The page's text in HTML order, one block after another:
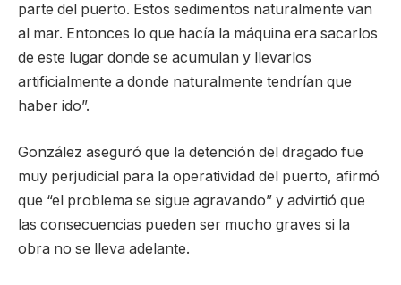
parte del puerto. Estos sedimentos naturalmente van
al mar. Entonces lo que hacía la máquina era sacarlos
de este lugar donde se acumulan y llevarlos
artificialmente a donde naturalmente tendrían que
haber ido”.
González aseguró que la detención del dragado fue
muy perjudicial para la operatividad del puerto, afirmó
que “el problema se sigue agravando” y advirtió que
las consecuencias pueden ser mucho graves si la
obra no se lleva adelante.